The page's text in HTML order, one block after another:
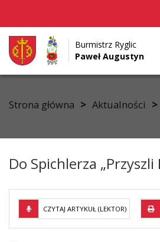
Przejdź do menu
Przejdź do głównej treści strony
Przejdź do stopki strony
Burmistrz Ryglic
Paweł Augustyn
Strona główna > Aktualności >
Do Spichlerza „Przyszli
CZYTAJ ARTYKUŁ (LEKTOR)